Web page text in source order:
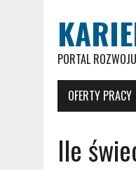
PORTAL
OFERTY PRACY
Ile